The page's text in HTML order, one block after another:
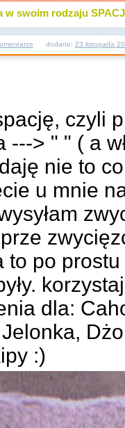
czyli
---> " " ( a
nie to
u mnie
to po
dla:
:)
w swoim rodzaju
dodano: 23 listopada